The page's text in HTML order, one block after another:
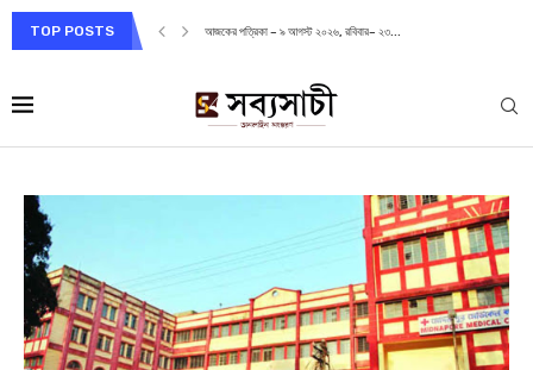
TOP POSTS আজকের পত্রিকা – ৯ আগস্ট ২০২৬, রবিবার– ২৩...